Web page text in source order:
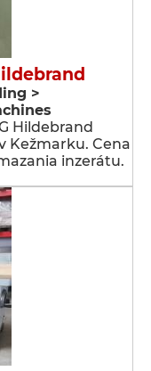
>
Hildebrand
Kežmarku. Cena
inzerátu.